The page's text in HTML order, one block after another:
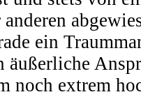
anderen
ein
äußerliche
noch extrem